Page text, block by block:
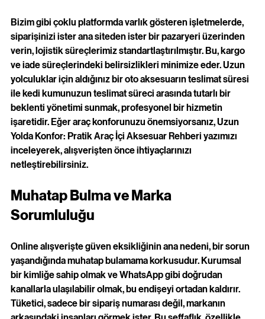
Bizim gibi çoklu platformda varlık gösteren işletmelerde,
siparişinizi ister ana siteden ister bir pazaryeri üzerinden
verin, lojistik süreçlerimiz standartlaştırılmıştır. Bu, kargo
ve iade süreçlerindeki belirsizlikleri minimize eder. Uzun
yolculuklar için aldığınız bir oto aksesuarın teslimat süresi
ile kedi kumunuzun teslimat süreci arasında tutarlı bir
beklenti yönetimi sunmak, profesyonel bir hizmetin
işaretidir. Eğer araç konforunuzu önemsiyorsanız,Uzun
Yolda Konfor: Pratik Araç İçi Aksesuar Rehberi yazımızı
inceleyerek, alışverişten önce ihtiyaçlarınızı
netleştirebilirsiniz.
Muhatap Bulma ve Marka
Sorumluluğu
Online alışverişte güven eksikliğinin ana nedeni, bir sorun
yaşandığında muhatap bulamama korkusudur. Kurumsal
bir kimliğe sahip olmak ve WhatsApp gibi doğrudan
kanallarla ulaşılabilir olmak, bu endişeyi ortadan kaldırır.
Tüketici, sadece bir sipariş numarası değil, markanın